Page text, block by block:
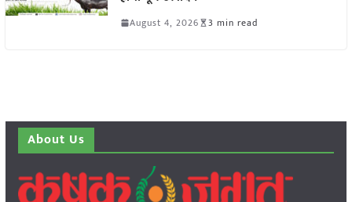
August 4, 2026 3 min read
About Us